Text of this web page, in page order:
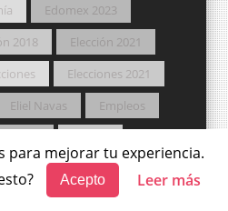
para mejorar tu experiencia.
Acepto Leer más
Edomex 2023
2018
Elección 2021
Elecciones 2021
Eliel Navas
Empleos
Fútbol